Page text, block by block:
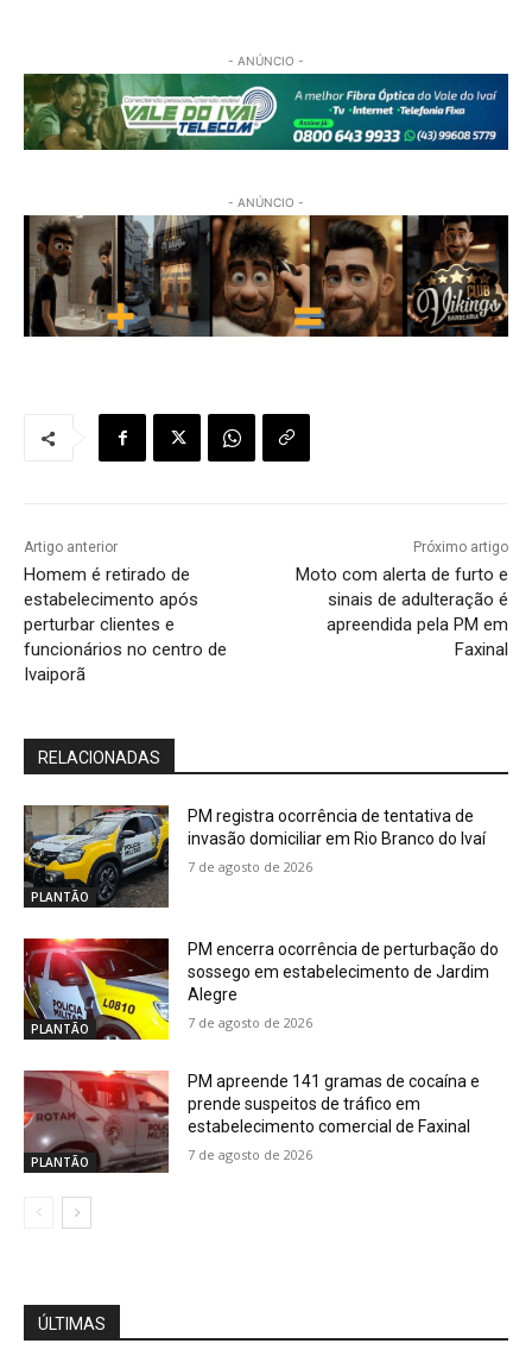
- ANÚNCIO -
- ANÚNCIO -
Artigo anterior
Homem é retirado de
estabelecimento após
perturbar clientes e
funcionários no centro de
Ivaiporã
Próximo artigo
Moto com alerta de furto e
sinais de adulteração é
apreendida pela PM em
Faxinal
RELACIONADAS
PLANTÃO
PM registra ocorrência de tentativa de
invasão domiciliar em Rio Branco do Ivaí
7 de agosto de 2026
PLANTÃO
PM encerra ocorrência de perturbação do
sossego em estabelecimento de Jardim
Alegre
7 de agosto de 2026
PLANTÃO
PM apreende 141 gramas de cocaína e
prende suspeitos de tráfico em
estabelecimento comercial de Faxinal
7 de agosto de 2026
ÚLTIMAS